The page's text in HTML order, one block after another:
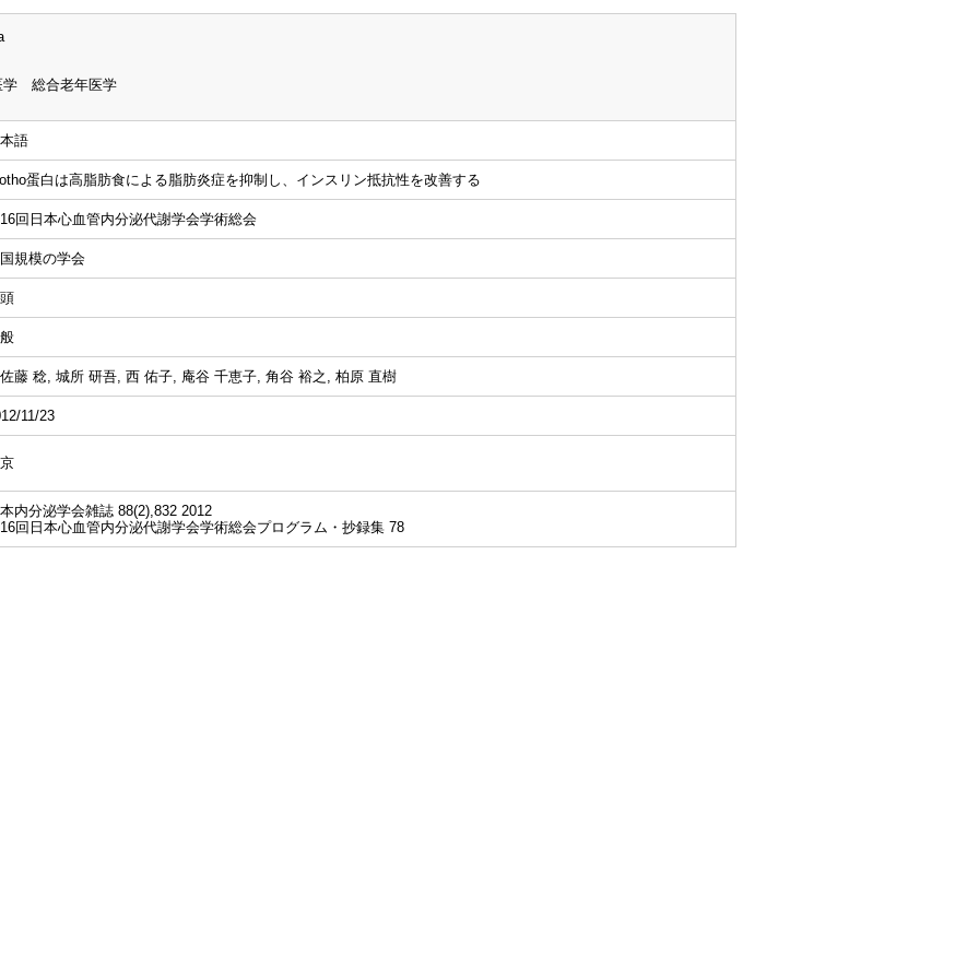
学 総合老年医学
語
蛋白は高脂肪食による脂肪炎症を抑制し、インスリン抵抗性を改善する
回日本心血管内分泌代謝学会学術総会
規模の学会
藤 稔, 城所 研吾, 西 佑子, 庵谷 千恵子, 角谷 裕之, 柏原 直樹
11/23
本内分泌学会雑誌 88(2),832 2012
回日本心血管内分泌代謝学会学術総会プログラム・抄録集 78